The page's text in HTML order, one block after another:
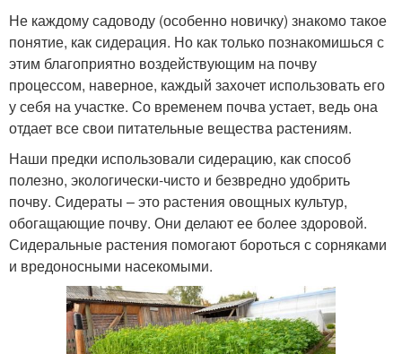
Не каждому садоводу (особенно новичку) знакомо такое
понятие, как сидерация. Но как только познакомишься с
этим благоприятно воздействующим на почву
процессом, наверное, каждый захочет использовать его
у себя на участке. Со временем почва устает, ведь она
отдает все свои питательные вещества растениям.
Наши предки использовали сидерацию, как способ
полезно, экологически-чисто и безвредно удобрить
почву. Сидераты – это растения овощных культур,
обогащающие почву. Они делают ее более здоровой.
Сидеральные растения помогают бороться с сорняками
и вредоносными насекомыми.